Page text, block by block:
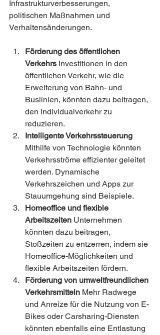
Infrastrukturverbesserungen,
politischen Maßnahmen und
Verhaltensänderungen.
Förderung des öffentlichen
Verkehrs Investitionen in den
öffentlichen Verkehr, wie die
Erweiterung von Bahn- und
Buslinien, könnten dazu beitragen,
den Individualverkehr zu
reduzieren.
Intelligente Verkehrssteuerung
Mithilfe von Technologie könnten
Verkehrsströme effizienter geleitet
werden. Dynamische
Verkehrszeichen und Apps zur
Stauumgehung sind Beispiele.
Homeoffice und flexible
Arbeitszeiten Unternehmen
könnten dazu beitragen,
Stoßzeiten zu entzerren, indem sie
Homeoffice-Möglichkeiten und
flexible Arbeitszeiten fördern.
Förderung von umweltfreundlichen
Verkehrsmitteln Mehr Radwege
und Anreize für die Nutzung von E-
Bikes oder Carsharing-Diensten
könnten ebenfalls eine Entlastung